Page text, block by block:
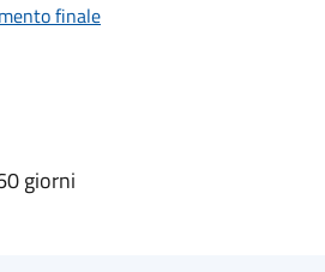
finale
giorni